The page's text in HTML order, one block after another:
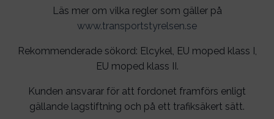
Läs mer om vilka regler som gäller på
www.transportstyrelsen.se
Rekommenderade sökord: Elcykel, EU moped klass I,
EU moped klass II.
Kunden ansvarar för att fordonet framförs enligt
gällande lagstiftning och på ett trafiksäkert sätt.